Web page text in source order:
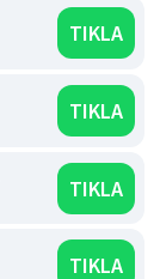
TIKLA
TIKLA
TIKLA
TIKLA